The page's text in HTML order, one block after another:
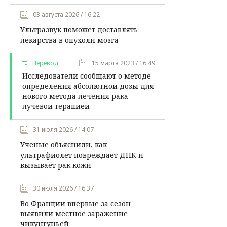
03 августа 2026 / 16:22
Ультразвук поможет доставлять
лекарства в опухоли мозга
Перевод 15 марта 2023 / 16:49
Исследователи сообщают о методе
определения абсолютной дозы для
нового метода лечения рака
лучевой терапией
31 июля 2026 / 14:07
Ученые объяснили, как
ультрафиолет повреждает ДНК и
вызывает рак кожи
30 июля 2026 / 16:37
Во Франции впервые за сезон
выявили местное заражение
чикунгуньей